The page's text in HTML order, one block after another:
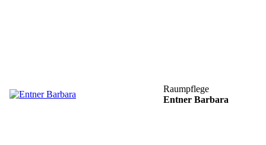
Raumpflege
Entner Barbara